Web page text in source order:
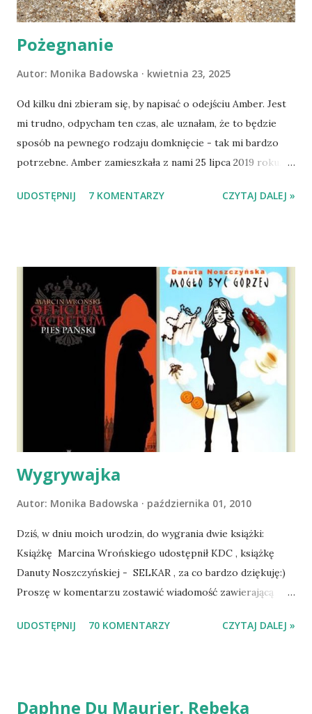
Pożegnanie
Autor: Monika Badowska kwietnia 23, 2025
Od kilku dni zbieram się, by napisać o odejściu Amber. Jest
mi trudno, odpycham ten czas, ale uznałam, że to będzie
sposób na pewnego rodzaju domknięcie - tak mi bardzo
potrzebne. Amber zamieszkała z nami 25 lipca 2019 roku.
Mazowieckim, pojechaliśmy na wizytę zapoznawczą, a kilka
wspólnego życia przeczytacie TUTAJ i TUTAJ . Gdy już
nieco okrzepliśmy w codzienności z psem, a Amber - z
ludźmi i kotami, pojawił się pomysł na wspólny jesienny
wyjazd w Beskid Niski. Zanim to jednak się stało psica miała
atak padaczki, co spowodowało, że wyjazd odwołaliśmy,
wdrożyliśmy leczenie i od nowa zaczęliśmy oswajać z nami i
wspólnym życiem zdezorientowanego chorobą psa. Udało
się ustabilizować zawirowania zdrowotne i wówczas
zaczęliśmy się cieszyć sobą wzajemnie już na 100%.
Dopier...
UDOSTĘPNIJ 7 KOMENTARZY CZYTAJ DALEJ »
Wygrywajka
Autor: Monika Badowska października 01, 2010
Dziś, w dniu moich urodzin, do wygrania dwie książki:
Książkę Marcina Wrońskiego udostępnił KDC , książkę
Danuty Noszczyńskiej - SELKAR , za co bardzo dziękuję:)
Proszę w komentarzu zostawić wiadomość zawierającą
Losowanie odbędzie się w niedzielę o 8:00. Zapraszam
UDOSTĘPNIJ 70 KOMENTARZY CZYTAJ DALEJ »
Daphne Du Maurier. Rebeka